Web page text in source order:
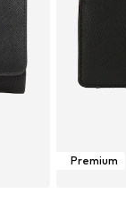
Premium